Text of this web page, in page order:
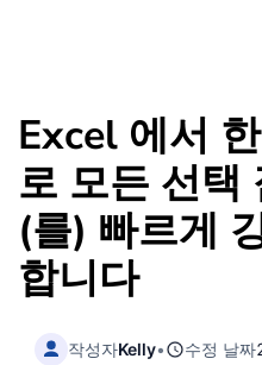
Excel 에서
로 모든 선택
(를) 빠르게
합니다
작성자Kelly• 수정 날짜